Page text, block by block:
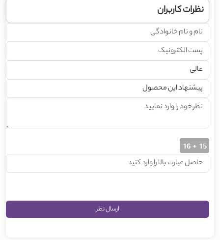
نظرات کاربران